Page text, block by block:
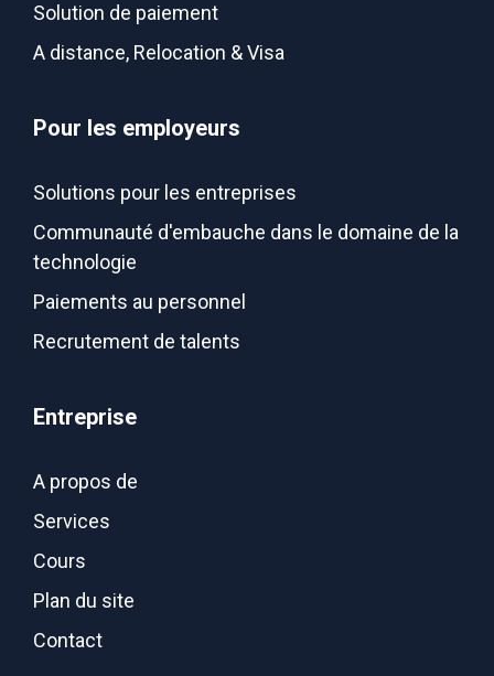
Solution de paiement
A distance, Relocation & Visa
Pour les employeurs
Solutions pour les entreprises
Communauté d'embauche dans le domaine de la
technologie
Paiements au personnel
Recrutement de talents
Entreprise
A propos de
Services
Cours
Plan du site
Contact